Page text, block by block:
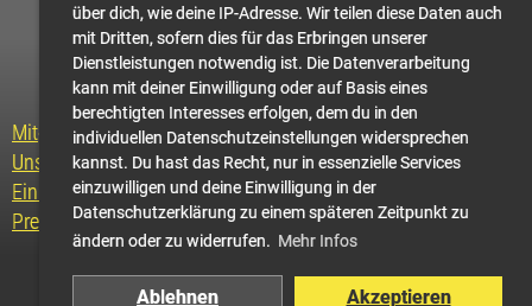
über dich, wie deine IP-Adresse. Wir teilen diese Daten auch
mit Dritten, sofern dies für das Erbringen unserer
Dienstleistungen notwendig ist. Die Datenverarbeitung
kann mit deiner Einwilligung oder auf Basis eines
berechtigten Interesses erfolgen, dem du in den
individuellen Datenschutzeinstellungen widersprechen
kannst. Du hast das Recht, nur in essenzielle Services
einzuwilligen und deine Einwilligung in der
Datenschutzerklärung zu einem späteren Zeitpunkt zu
ändern oder zu widerrufen. Mehr Infos
Ablehnen Akzeptieren
◀ Home ▶
Mitglied werden
Unser Team
Einblicke
Pressespiegel
© 2004-2026 Swiss Cave Diving